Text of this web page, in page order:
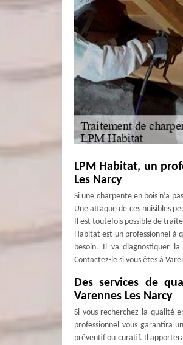
LPM Habitat, un
Les Narcy
Si une charpente en bois n’a
Une attaque de ces nuisibles
Il est toutefois possible de
Habitat est un professionnel à
besoin. Il va diagnostiquer
Contactez-le si vous êtes à
Des services de
Varennes Les Narcy
Si vous recherchez la qualité
professionnel vous garantira
préventif ou curatif. Il